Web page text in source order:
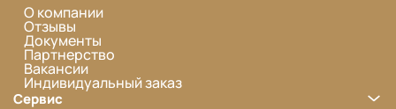
О компании
Отзывы
Документы
Партнерство
Вакансии
Индивидуальный заказ
Сервис